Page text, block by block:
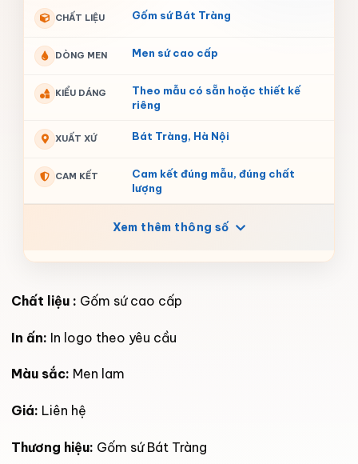
CHẤT LIỆU Gốm sứ Bát Tràng
DÒNG MEN Men sứ cao cấp
KIỂU DÁNG
Theo mẫu có sẵn hoặc thiết kế
riêng
XUẤT XỨ Bát Tràng, Hà Nội
CAM KẾT
Cam kết đúng mẫu, đúng chất
lượng
Xem thêm thông số
Chất liệu : Gốm sứ cao cấp
In ấn: In logo theo yêu cầu
Màu sắc: Men lam
Giá: Liên hệ
Thương hiệu: Gốm sứ Bát Tràng